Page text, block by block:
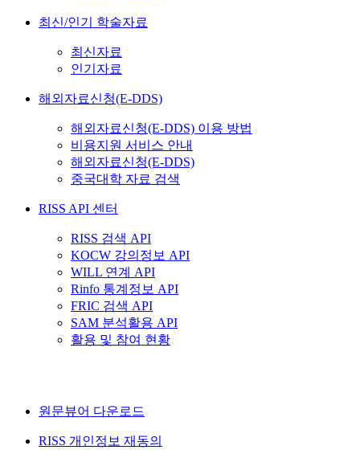
최신/인기 학술자료
최신자료
인기자료
해외자료신청(E-DDS)
해외자료신청(E-DDS) 이용 방법
비용지원 서비스 안내
해외자료신청(E-DDS)
중국대학 자료 검색
RISS API 센터
RISS 검색 API
KOCW 강의정보 API
WILL 연계 API
Rinfo 통계정보 API
FRIC 검색 API
SAM 분석활용 API
활용 및 참여 현황
원문뷰어 다운로드
RISS 개인정보 재동의